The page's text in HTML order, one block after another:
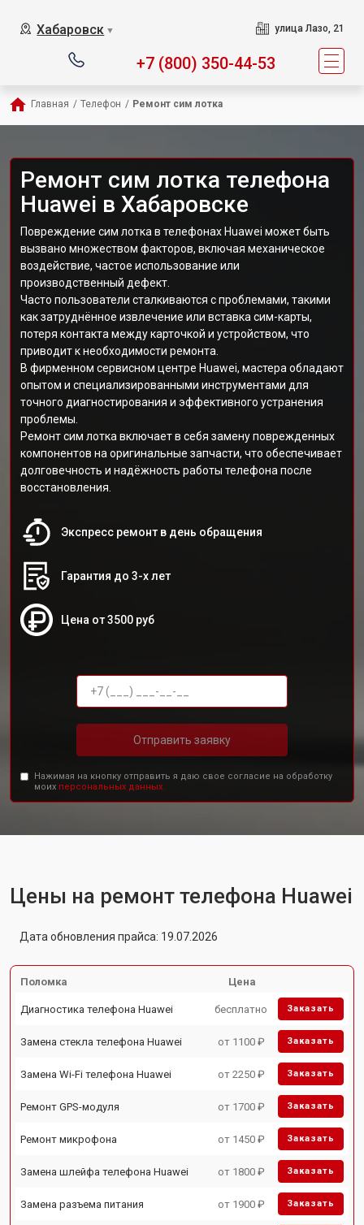
Хабаровск ▼ улица Лазо, 21
+7 (800) 350-44-53
Главная / Телефон / Ремонт сим лотка
Ремонт сим лотка телефона
Huawei в Хабаровске
Повреждение сим лотка в телефонах Huawei может быть
вызвано множеством факторов, включая механическое
воздействие, частое использование или
производственный дефект.
Часто пользователи сталкиваются с проблемами, такими
как затруднённое извлечение или вставка сим-карты,
потеря контакта между карточкой и устройством, что
приводит к необходимости ремонта.
В фирменном сервисном центре Huawei, мастера обладают
опытом и специализированными инструментами для
точного диагностирования и эффективного устранения
проблемы.
Ремонт сим лотка включает в себя замену поврежденных
компонентов на оригинальные запчасти, что обеспечивает
долговечность и надёжность работы телефона после
восстановления.
Экспресс ремонт в день обращения
Гарантия до 3-х лет
Цена от 3500 руб
Отправить заявку
Нажимая на кнопку отправить я даю свое согласие на обработку
моих персональных данных.
Цены на ремонт телефона Huawei
Дата обновления прайса: 19.07.2026
Поломка Цена
Диагностика телефона Huawei бесплатно Заказать
Замена стекла телефона Huawei от 1100 ₽ Заказать
Замена Wi-Fi телефона Huawei от 2250 ₽ Заказать
Ремонт GPS-модуля от 1700 ₽ Заказать
Ремонт микрофона от 1450 ₽ Заказать
Замена шлейфа телефона Huawei от 1800 ₽ Заказать
Замена разъема питания от 1900 ₽ Заказать